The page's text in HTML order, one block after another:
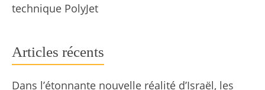
technique PolyJet
Articles récents
Dans l’étonnante nouvelle réalité d’Israël, les